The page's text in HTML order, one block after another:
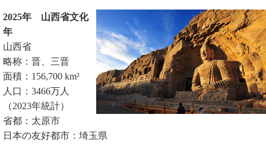
2025年 山西省文化
年
山西省
略称：晋、三晋
面積：156,700 km²
人口：3466万人
（2023年統計）
省都：太原市
日本の友好都市：埼玉県